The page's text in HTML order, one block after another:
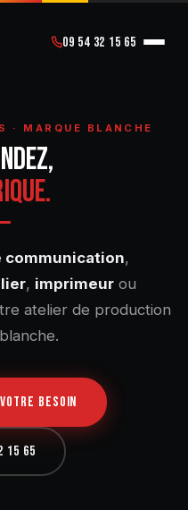
09 54 32 15 65
· MARQUE BLANCHE
communication,
, imprimeur ou
atelier de production
BESOIN
15 65